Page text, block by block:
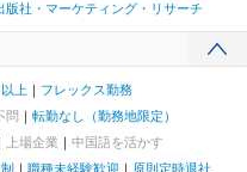
版社・マーケティング・リサーチ
上
フレックス勤務
問
転勤なし（勤務地限定）
上場企業
中国語を活かす
職種未経験歓迎
原則定時退社